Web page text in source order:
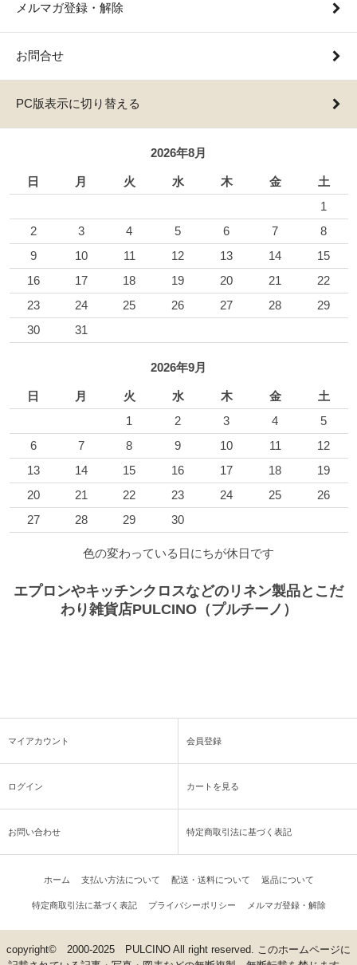
メルマガ登録・解除
お問合せ
PC版表示に切り替える
2026年8月
日 月 火 水 木 金
土
1
2
3 4 5 6 7
8
9
10 11 12 13 14
15
16
17 18 19 20 21
22
23
24 25 26 27 28
29
30
31
2026年9月
日 月 火 水 木 金
土
1
2 3 4
5
6
7 8 9 10 11
12
13
14 15 16 17 18
19
20
21 22 23 24 25
26
27
28 29 30
色の変わっている日にちが休日です
エプロンやキッチンクロスなどのリネン製品とこだ
わり雑貨店PULCINO（プルチーノ）
マイアカウント 会員登録
ログイン カートを見る
お問い合わせ 特定商取引法に基づく表記
ホーム 支払い方法について 配送・送料について 返品について
特定商取引法に基づく表記 プライバシーポリシー メルマガ登録・解除
copyright© 2000-2025 PULCINO All right reserved. このホームページに